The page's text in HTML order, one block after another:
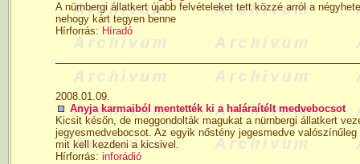
A nürnbergi állatkert újabb felvételeket tett közzé arról a
nehogy kárt tegyen benne
Hírforrás: Híradó
2008.01.09.
Anyja karmaiból mentették ki a haláraítélt medvebocsot
Kicsit későn, de meggondolták magukat a nürnbergi állatkert
jegyesmedvebocsot. Az egyik nőstény jegesmedve
mit kell kezdeni a kicsivel.
Hírforrás: inforádió